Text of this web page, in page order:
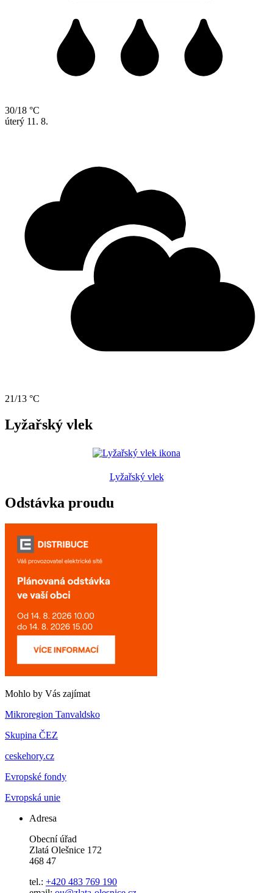
30/18 °C
úterý 11. 8.
21/13 °C
Lyžařský vlek
Lyžařský vlek
Odstávka proudu
Mohlo by Vás zajímat
Mikroregion Tanvaldsko
Skupina ČEZ
ceskehory.cz
Evropské fondy
Evropská unie
Adresa
Obecní úřad
Zlatá Olešnice 172
468 47
tel.: +420 483 769 190